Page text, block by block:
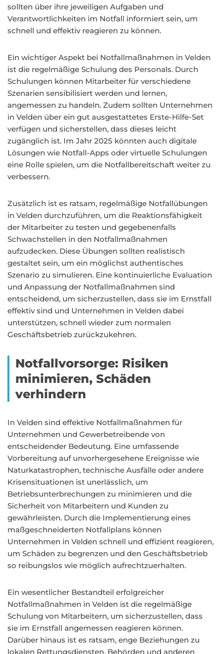
sollten über ihre jeweiligen Aufgaben und
Verantwortlichkeiten im Notfall informiert sein, um
schnell und effektiv reagieren zu können.
Ein wichtiger Aspekt bei Notfallmaßnahmen in Velden
ist die regelmäßige Schulung des Personals. Durch
Schulungen können Mitarbeiter für verschiedene
Szenarien sensibilisiert werden und lernen,
angemessen zu handeln. Zudem sollten Unternehmen
in Velden über ein gut ausgestattetes Erste-Hilfe-Set
verfügen und sicherstellen, dass dieses leicht
zugänglich ist. Im Jahr 2025 könnten auch digitale
Lösungen wie Notfall-Apps oder virtuelle Schulungen
eine Rolle spielen, um die Notfallbereitschaft weiter zu
verbessern.
Zusätzlich ist es ratsam, regelmäßige Notfallübungen
in Velden durchzuführen, um die Reaktionsfähigkeit
der Mitarbeiter zu testen und gegebenenfalls
Schwachstellen in den Notfallmaßnahmen
aufzudecken. Diese Übungen sollten realistisch
gestaltet sein, um ein möglichst authentisches
Szenario zu simulieren. Eine kontinuierliche Evaluation
und Anpassung der Notfallmaßnahmen sind
entscheidend, um sicherzustellen, dass sie im Ernstfall
effektiv sind und Unternehmen in Velden dabei
unterstützen, schnell wieder zum normalen
Geschäftsbetrieb zurückzukehren.
Notfallvorsorge: Risiken
minimieren, Schäden
verhindern
In Velden sind effektive Notfallmaßnahmen für
Unternehmen und Gewerbetreibende von
entscheidender Bedeutung. Eine umfassende
Vorbereitung auf unvorhergesehene Ereignisse wie
Naturkatastrophen, technische Ausfälle oder andere
Krisensituationen ist unerlässlich, um
Betriebsunterbrechungen zu minimieren und die
Sicherheit von Mitarbeitern und Kunden zu
gewährleisten. Durch die Implementierung eines
maßgeschneiderten Notfallplans können
Unternehmen in Velden schnell und effizient reagieren,
um Schäden zu begrenzen und den Geschäftsbetrieb
so reibungslos wie möglich aufrechtzuerhalten.
Ein wesentlicher Bestandteil erfolgreicher
Notfallmaßnahmen in Velden ist die regelmäßige
Schulung von Mitarbeitern, um sicherzustellen, dass
sie im Ernstfall angemessen reagieren können.
Darüber hinaus ist es ratsam, enge Beziehungen zu
lokalen Rettungsdiensten, Behörden und anderen